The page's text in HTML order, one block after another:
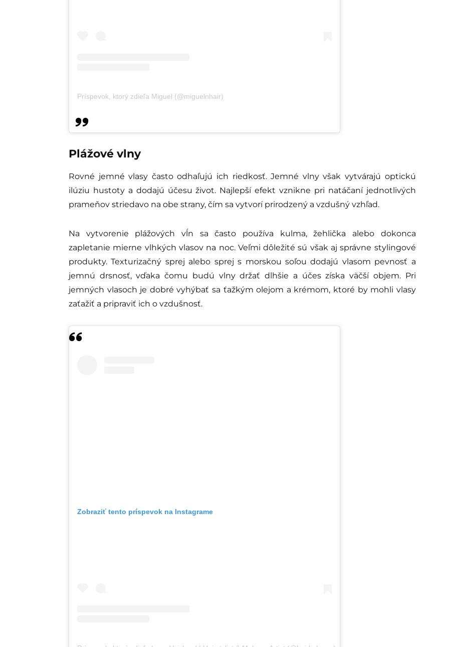
Príspevok, ktorý zdieľa Miguel (@miguelnhair)
Plážové vlny
Rovné jemné vlasy často odhaľujú ich riedkosť. Jemné vlny však vytvárajú optickú
ilúziu hustoty a dodajú účesu život. Najlepší efekt vznikne pri natáčaní jednotlivých
prameňov striedavo na obe strany, čím sa vytvorí prirodzený a vzdušný vzhľad.
Na vytvorenie plážových vĺn sa často používa kulma, žehlička alebo dokonca
zapletanie mierne vlhkých vlasov na noc. Veľmi dôležité sú však aj správne stylingové
produkty. Texturizačný sprej alebo sprej s morskou soľou dodajú vlasom pevnosť a
jemnú drsnosť, vďaka čomu budú vlny držať dlhšie a účes získa väčší objem. Pri
jemných vlasoch je dobré vyhýbať sa ťažkým olejom a krémom, ktoré by mohli vlasy
zaťažiť a pripraviť ich o vzdušnosť.
Zobraziť tento príspevok na Instagrame